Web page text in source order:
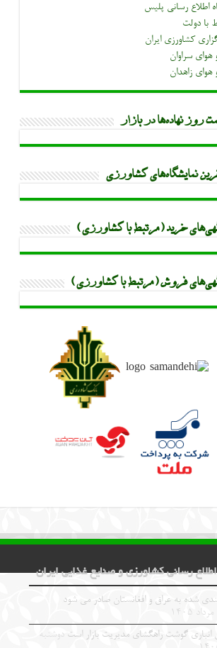
اطلاع رسانی پلیس
با دولت
کشاورزی ایران
هوای سراوان
هوای زاهدان
روز نهاده‌ها در بازار
نمایشگاه‌های کشاورزی
خرید (مرتبط با کشاورزی)
فروش (مرتبط با کشاورزی)
اطلاع رسانی کشاورزی و صنایع غذایی ایران
شده به عراق و افغانستان صادر می شود
انباری گوشت راهگشای مدیریت بازار است دوشنبه